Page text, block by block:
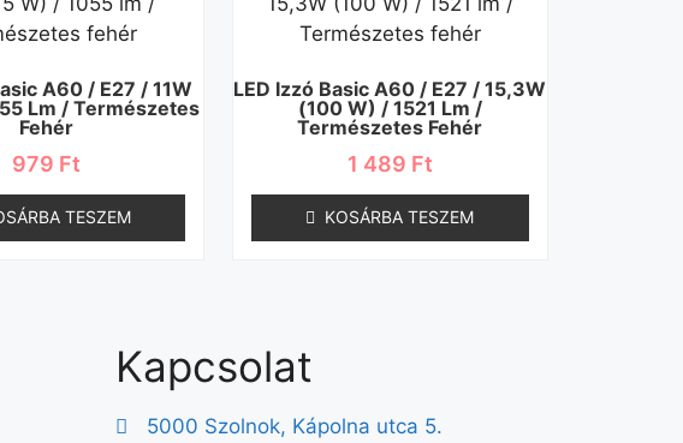
A60 / E27 / 11W
Lm / Természetes
Fehér
979 Ft
TESZEM
LED Izzó Basic A60 / E27 / 15,3W
(100 W) / 1521 Lm /
Természetes Fehér
1 489 Ft
KOSÁRBA TESZEM
Kapcsolat
5000 Szolnok, Kápolna utca 5.